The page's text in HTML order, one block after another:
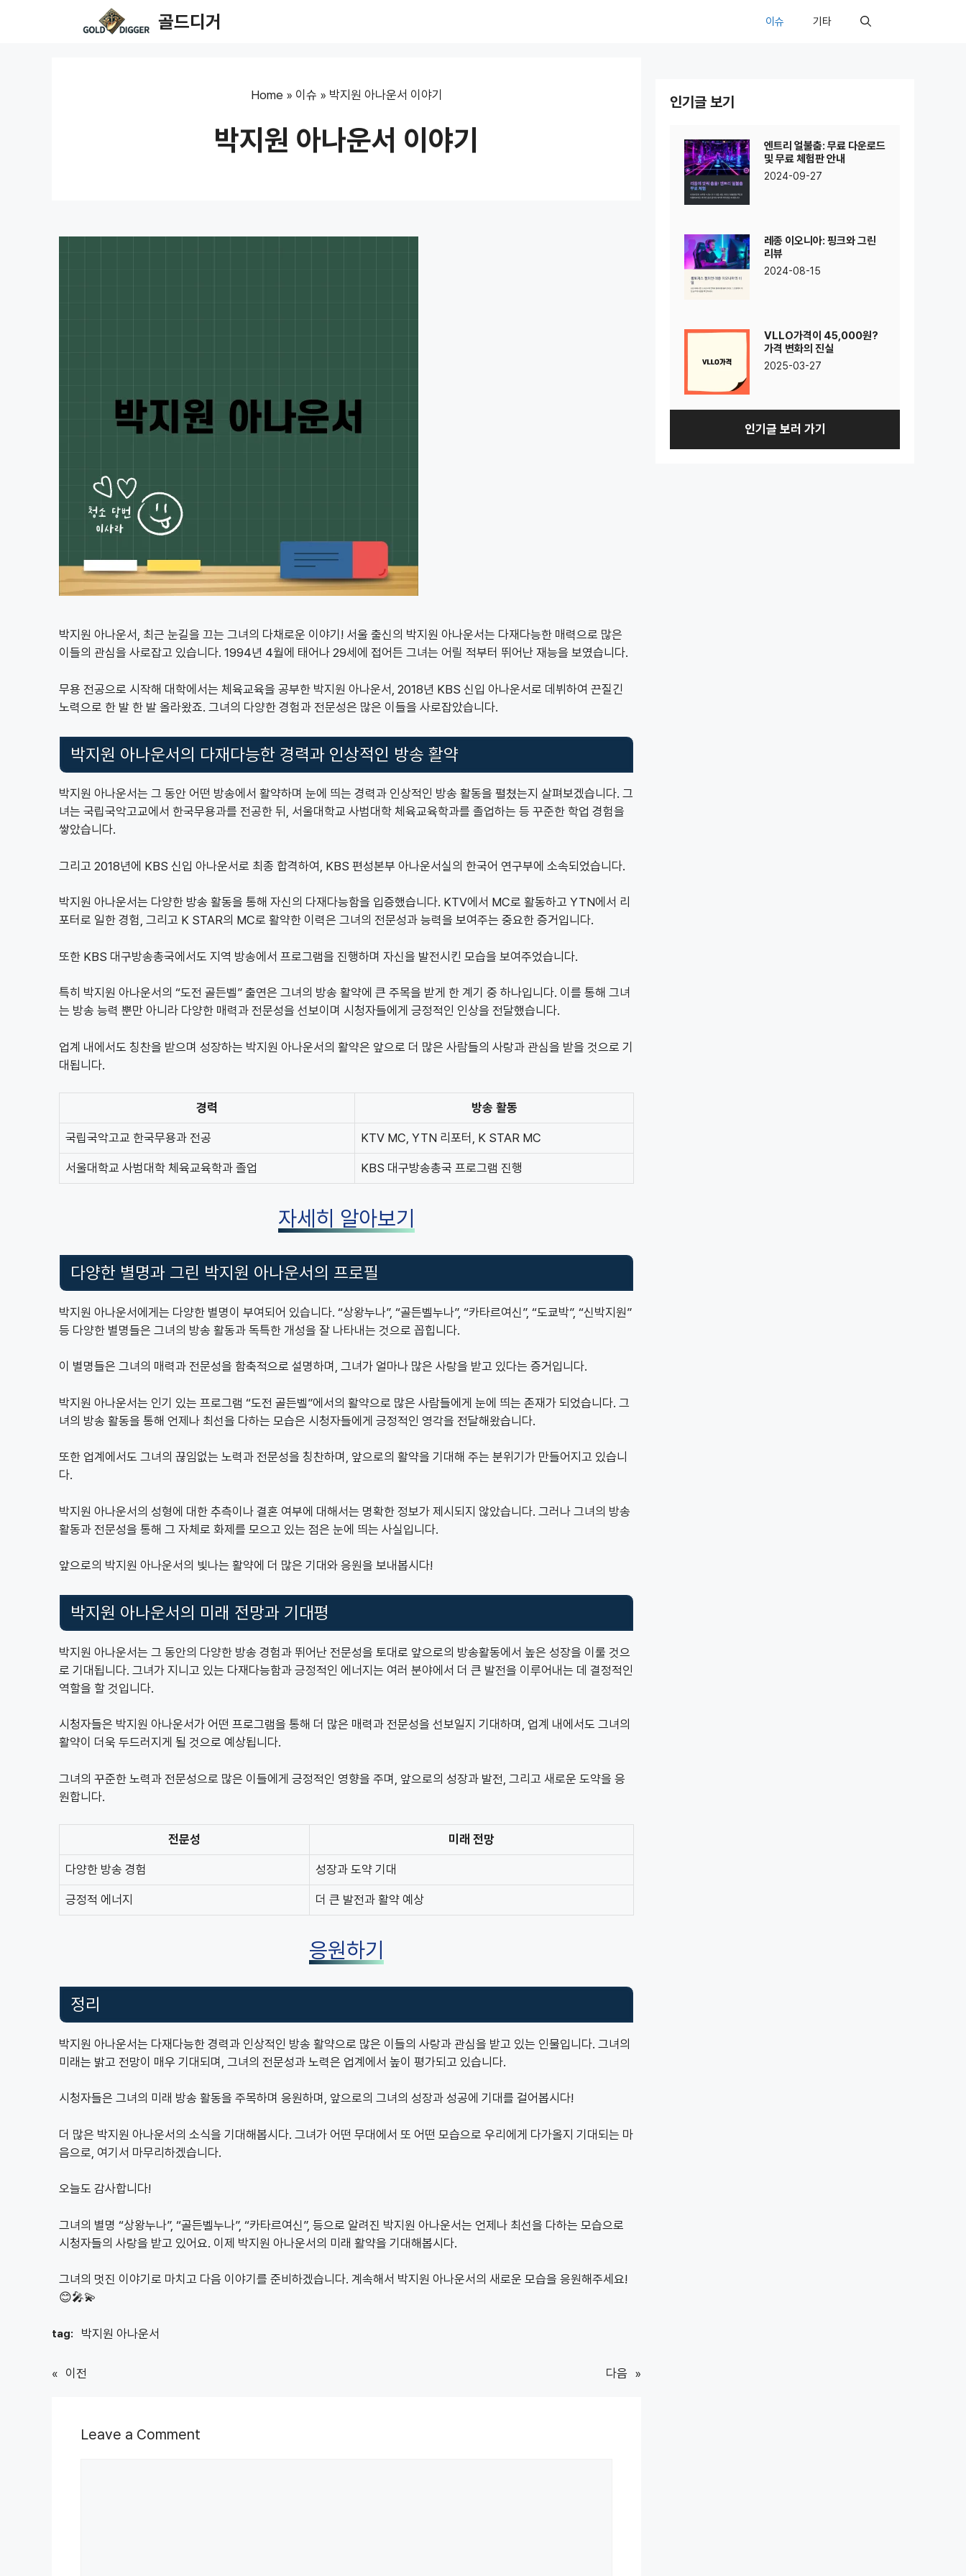
골드디거 이슈 기타
Home » 이슈 » 박지원 아나운서 이야기
박지원 아나운서 이야기
박지원 아나운서, 최근 눈길을 끄는 그녀의 다채로운 이야기! 서울 출신의 박지원 아나운서는 다재다능한 매력으로 많은
이들의 관심을 사로잡고 있습니다. 1994년 4월에 태어나 29세에 접어든 그녀는 어릴 적부터 뛰어난 재능을 보였습니다.
무용 전공으로 시작해 대학에서는 체육교육을 공부한 박지원 아나운서, 2018년 KBS 신입 아나운서로 데뷔하여 끈질긴
노력으로 한 발 한 발 올라왔죠. 그녀의 다양한 경험과 전문성은 많은 이들을 사로잡았습니다.
박지원 아나운서의 다재다능한 경력과 인상적인 방송 활약
박지원 아나운서는 그 동안 어떤 방송에서 활약하며 눈에 띄는 경력과 인상적인 방송 활동을 펼쳤는지 살펴보겠습니다. 그
녀는 국립국악고교에서 한국무용과를 전공한 뒤, 서울대학교 사범대학 체육교육학과를 졸업하는 등 꾸준한 학업 경험을
쌓았습니다.
그리고 2018년에 KBS 신입 아나운서로 최종 합격하여, KBS 편성본부 아나운서실의 한국어 연구부에 소속되었습니다.
박지원 아나운서는 다양한 방송 활동을 통해 자신의 다재다능함을 입증했습니다. KTV에서 MC로 활동하고 YTN에서 리
포터로 일한 경험, 그리고 K STAR의 MC로 활약한 이력은 그녀의 전문성과 능력을 보여주는 중요한 증거입니다.
또한 KBS 대구방송총국에서도 지역 방송에서 프로그램을 진행하며 자신을 발전시킨 모습을 보여주었습니다.
특히 박지원 아나운서의 “도전 골든벨” 출연은 그녀의 방송 활약에 큰 주목을 받게 한 계기 중 하나입니다. 이를 통해 그녀
는 방송 능력 뿐만 아니라 다양한 매력과 전문성을 선보이며 시청자들에게 긍정적인 인상을 전달했습니다.
업계 내에서도 칭찬을 받으며 성장하는 박지원 아나운서의 활약은 앞으로 더 많은 사람들의 사랑과 관심을 받을 것으로 기
대됩니다.
경력 방송 활동
국립국악고교 한국무용과 전공 KTV MC, YTN 리포터, K STAR MC
서울대학교 사범대학 체육교육학과 졸업 KBS 대구방송총국 프로그램 진행
자세히 알아보기
다양한 별명과 그린 박지원 아나운서의 프로필
박지원 아나운서에게는 다양한 별명이 부여되어 있습니다. “상왕누나”, “골든벨누나”, “카타르여신”, “도쿄박”, “신박지원”
등 다양한 별명들은 그녀의 방송 활동과 독특한 개성을 잘 나타내는 것으로 꼽힙니다.
이 별명들은 그녀의 매력과 전문성을 함축적으로 설명하며, 그녀가 얼마나 많은 사랑을 받고 있다는 증거입니다.
박지원 아나운서는 인기 있는 프로그램 “도전 골든벨”에서의 활약으로 많은 사람들에게 눈에 띄는 존재가 되었습니다. 그
녀의 방송 활동을 통해 언제나 최선을 다하는 모습은 시청자들에게 긍정적인 영각을 전달해왔습니다.
또한 업계에서도 그녀의 끊임없는 노력과 전문성을 칭찬하며, 앞으로의 활약을 기대해 주는 분위기가 만들어지고 있습니
다.
박지원 아나운서의 성형에 대한 추측이나 결혼 여부에 대해서는 명확한 정보가 제시되지 않았습니다. 그러나 그녀의 방송
활동과 전문성을 통해 그 자체로 화제를 모으고 있는 점은 눈에 띄는 사실입니다.
앞으로의 박지원 아나운서의 빛나는 활약에 더 많은 기대와 응원을 보내봅시다!
박지원 아나운서의 미래 전망과 기대평
박지원 아나운서는 그 동안의 다양한 방송 경험과 뛰어난 전문성을 토대로 앞으로의 방송활동에서 높은 성장을 이룰 것으
로 기대됩니다. 그녀가 지니고 있는 다재다능함과 긍정적인 에너지는 여러 분야에서 더 큰 발전을 이루어내는 데 결정적인
역할을 할 것입니다.
시청자들은 박지원 아나운서가 어떤 프로그램을 통해 더 많은 매력과 전문성을 선보일지 기대하며, 업계 내에서도 그녀의
활약이 더욱 두드러지게 될 것으로 예상됩니다.
그녀의 꾸준한 노력과 전문성으로 많은 이들에게 긍정적인 영향을 주며, 앞으로의 성장과 발전, 그리고 새로운 도약을 응
원합니다.
전문성 미래 전망
다양한 방송 경험 성장과 도약 기대
긍정적 에너지 더 큰 발전과 활약 예상
응원하기
정리
박지원 아나운서는 다재다능한 경력과 인상적인 방송 활약으로 많은 이들의 사랑과 관심을 받고 있는 인물입니다. 그녀의
미래는 밝고 전망이 매우 기대되며, 그녀의 전문성과 노력은 업계에서 높이 평가되고 있습니다.
시청자들은 그녀의 미래 방송 활동을 주목하며 응원하며, 앞으로의 그녀의 성장과 성공에 기대를 걸어봅시다!
더 많은 박지원 아나운서의 소식을 기대해봅시다. 그녀가 어떤 무대에서 또 어떤 모습으로 우리에게 다가올지 기대되는 마
음으로, 여기서 마무리하겠습니다.
오늘도 감사합니다!
그녀의 별명 “상왕누나”, “골든벨누나”, “카타르여신”, 등으로 알려진 박지원 아나운서는 언제나 최선을 다하는 모습으로
시청자들의 사랑을 받고 있어요. 이제 박지원 아나운서의 미래 활약을 기대해봅시다.
그녀의 멋진 이야기로 마치고 다음 이야기를 준비하겠습니다. 계속해서 박지원 아나운서의 새로운 모습을 응원해주세요!
😊🎤💫
tag: 박지원 아나운서
« 이전 다음 »
Leave a Comment
인기글 보기
엔트리 얼불춤: 무료 다운로드
및 무료 체험판 안내
2024-09-27
레종 이오니아: 핑크와 그린
리뷰
2024-08-15
VLLO가격이 45,000원?
가격 변화의 진실
2025-03-27
인기글 보러 가기